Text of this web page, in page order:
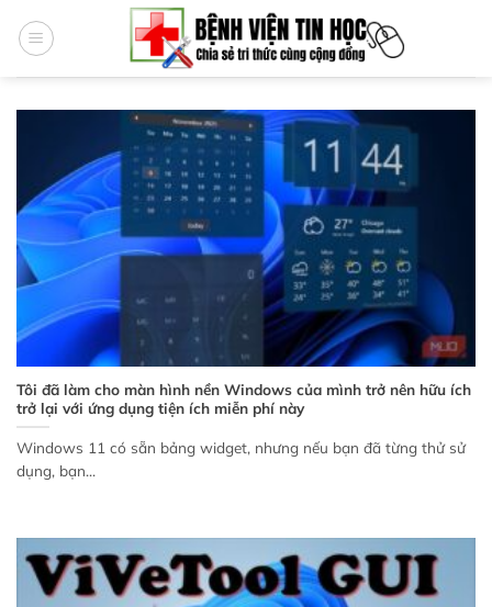
qua
Tôi đã làm cho màn hình nền Windows của mình trở nên hữu ích
trở lại với ứng dụng tiện ích miễn phí này
Windows 11 có sẵn bảng widget, nhưng nếu bạn đã từng thử sử
dụng, bạn...